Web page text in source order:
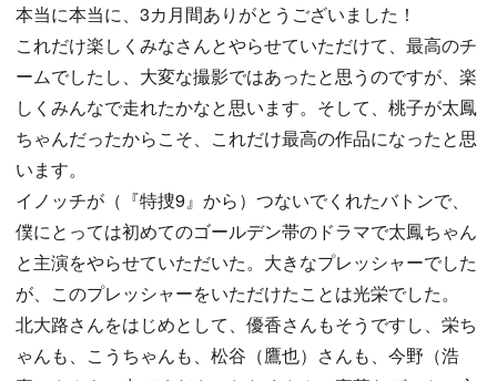
本当に本当に、3カ月間ありがとうございました！
これだけ楽しくみなさんとやらせていただけて、最高のチ
ームでしたし、大変な撮影ではあったと思うのですが、楽
しくみんなで走れたかなと思います。そして、桃子が太鳳
ちゃんだったからこそ、これだけ最高の作品になったと思
います。
イノッチが（『特捜9』から）つないでくれたバトンで、
僕にとっては初めてのゴールデン帯のドラマで太鳳ちゃん
と主演をやらせていただいた。大きなプレッシャーでした
が、このプレッシャーをいただけたことは光栄でした。
北大路さんをはじめとして、優香さんもそうですし、栄ち
ゃんも、こうちゃんも、松谷（鷹也）さんも、今野（浩